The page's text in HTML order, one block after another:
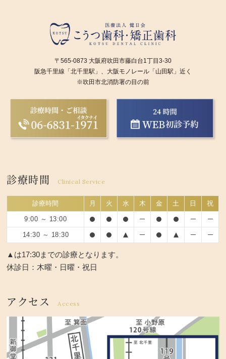
〒565-0873 大阪府吹田市藤白台1丁目3-30
阪急千里線「北千里駅」、大阪モノレール「山田駅」近く
※吹田市北消防署の目の前
診療時間 Clinical Service
診療時間 月 火 水 木 金 土 日 祝
9:00 ～ 13:00
14:30 ～ 18:30
▲は17:30までの診療となります。
休診日：木曜・日曜・祝日
アクセス Access